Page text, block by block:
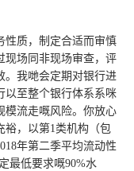
性质，制定合适而审慎
现场同非现场审查，评
。我哋会定期对银行进
以至整个银行体系系咪
模流走嘅风险。你放心
裕，以第1类机构（包
年第二季平均流动性
最低要求嘅90%水